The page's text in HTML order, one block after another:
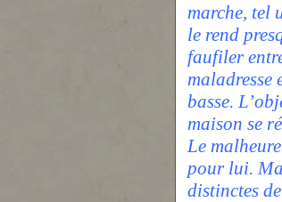
marche, tel
le rend
faufiler
maladresse
basse.
maison se
Le
pour lui.
distinctes